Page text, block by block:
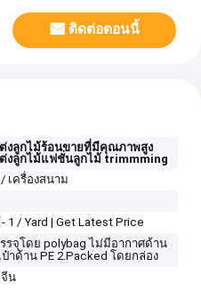
ติดต่อตอนนี้
งลูกไม้ร้อนขายที่มีคุณภาพสูง
งลูกไม้แฟชั่นลูกไม้ trimmming
เครื่องสนาม
- 1 / Yard | Get Latest Price
รรจุโดย polybag ไม่มีอากาศด้าน
าด้าน PE 2.Packed โดยกล่อง
จีน